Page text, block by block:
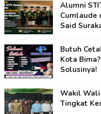
Alumni
Cumlaude
Said
Butuh
Kota
Solusinya!
Wakil Wali
Tingkat